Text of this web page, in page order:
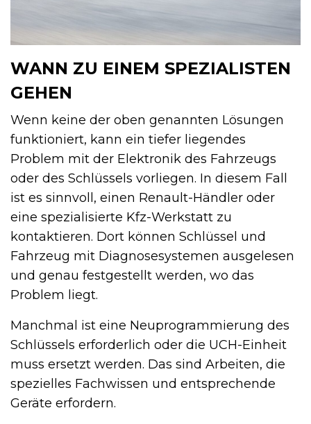
WANN ZU EINEM SPEZIALISTEN
GEHEN
Wenn keine der oben genannten Lösungen
funktioniert, kann ein tiefer liegendes
Problem mit der Elektronik des Fahrzeugs
oder des Schlüssels vorliegen. In diesem Fall
ist es sinnvoll, einen Renault-Händler oder
eine spezialisierte Kfz-Werkstatt zu
kontaktieren. Dort können Schlüssel und
Fahrzeug mit Diagnosesystemen ausgelesen
und genau festgestellt werden, wo das
Problem liegt.
Manchmal ist eine Neuprogrammierung des
Schlüssels erforderlich oder die UCH-Einheit
muss ersetzt werden. Das sind Arbeiten, die
spezielles Fachwissen und entsprechende
Geräte erfordern.